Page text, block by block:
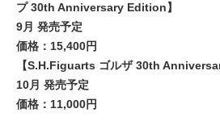
プ 30th Anniversary Edition】
9月 発売予定
価格：15,400円
【S.H.Figuarts ゴルザ 30th
10月 発売予定
価格：11,000円